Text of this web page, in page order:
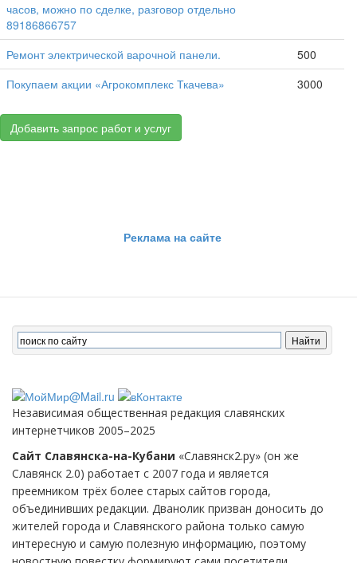
часов, можно по сделке, разговор отдельно
89186866757
Ремонт электрической варочной панели.
500
Покупаем акции «Агрокомплекс Ткачева»
3000
Добавить запрос работ и услуг
Реклама на сайте
Независимая общественная редакция славянских
интернетчиков 2005–2025
Сайт Славянска-на-Кубани «Славянск2.ру» (он же
Славянск 2.0) работает с 2007 года и является
преемником трёх более старых сайтов города,
объединивших редакции. Дванолик призван доносить до
жителей города и Славянского района только самую
интересную и самую полезную информацию, поэтому